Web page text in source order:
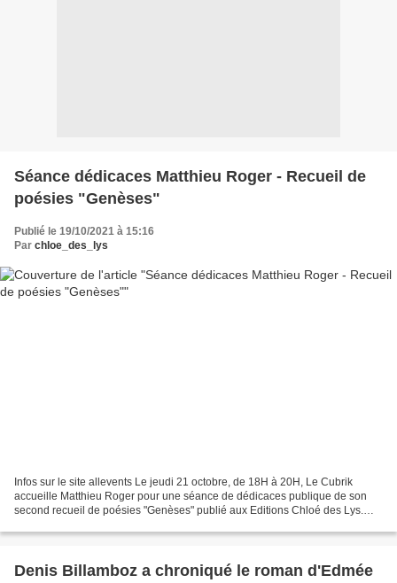
Séance dédicaces Matthieu Roger - Recueil de
poésies "Genèses"
Publié le 19/10/2021 à 15:16
Par chloe_des_lys
Infos sur le site allevents Le jeudi 21 octobre, de 18H à 20H, Le Cubrik
accueille Matthieu Roger pour une séance de dédicaces publique de son
second recueil de poésies "Genèses" publié aux Editions Chloé des Lys.
Denis Billamboz a chroniqué le roman d'Edmée